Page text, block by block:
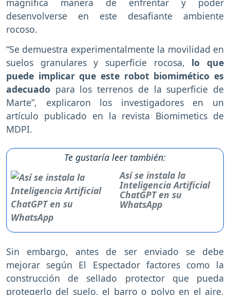
magnífica manera de enfrentar y poder
desenvolverse en este desafiante ambiente
rocoso.
“Se demuestra experimentalmente la movilidad en
suelos granulares y superficie rocosa, lo que
puede implicar que este robot biomimético es
adecuado para los terrenos de la superficie de
Marte”, explicaron los investigadores en un
artículo publicado en la revista Biomimetics de
MDPI.
Te gustaría leer también:
Así se instala la
Inteligencia Artificial
ChatGPT en su
WhatsApp
Sin embargo, antes de ser enviado se debe
mejorar según El Espectador factores como la
construcción de sellado protector que pueda
protegerlo del suelo, el barro o polvo en el aire.